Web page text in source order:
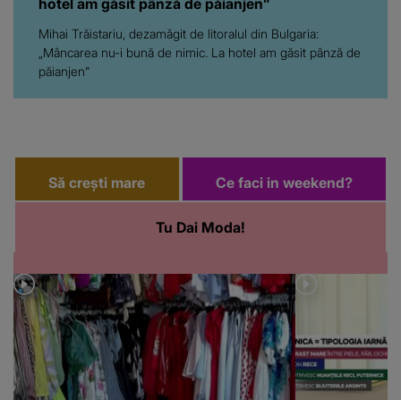
hotel am găsit pânză de păianjen”
Mihai Trăistariu, dezamăgit de litoralul din Bulgaria:
„Mâncarea nu-i bună de nimic. La hotel am găsit pânză de
păianjen”
Să crești mare
Tu Dai Moda!
Ce faci in weekend?